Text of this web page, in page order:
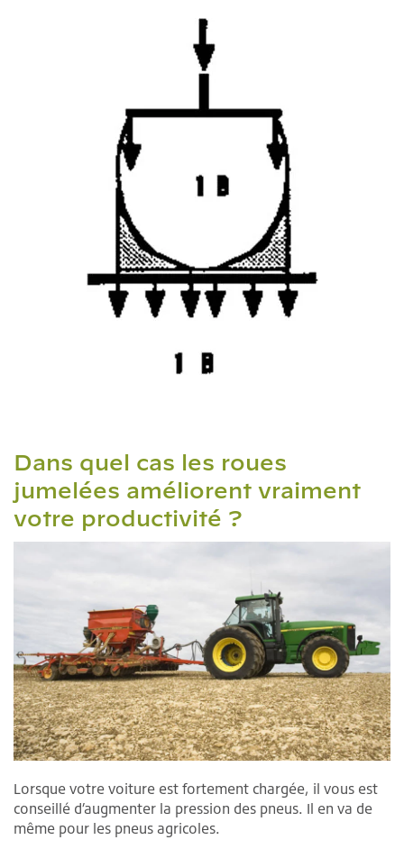
Dans quel cas les roues
jumelées améliorent vraiment
votre productivité ?
Lorsque votre voiture est fortement chargée, il vous est
conseillé d’augmenter la pression des pneus. Il en va de
même pour les pneus agricoles.